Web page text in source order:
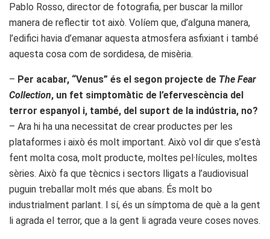
Pablo Rosso, director de fotografia, per buscar la millor
manera de reflectir tot això. Volíem que, d’alguna manera,
l’edifici havia d’emanar aquesta atmosfera asfixiant i també
aquesta cosa com de sordidesa, de misèria.
– Per acabar, “Venus” és el segon projecte de The Fear
Collection, un fet simptomàtic de l’efervescència del
terror espanyol i, també, del suport de la indústria, no?
– Ara hi ha una necessitat de crear productes per les
plataformes i això és molt important. Això vol dir que s’està
fent molta cosa, molt producte, moltes pel·lícules, moltes
sèries. Això fa que tècnics i sectors lligats a l’audiovisual
puguin treballar molt més que abans. És molt bo
industrialment parlant. I sí, és un símptoma de què a la gent
li agrada el terror, que a la gent li agrada veure coses noves.